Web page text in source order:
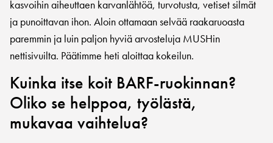
kasvoihin aiheuttaen karvanlähtöä, turvotusta, vetiset silmät
ja punoittavan ihon. Aloin ottamaan selvää raakaruoasta
paremmin ja luin paljon hyviä arvosteluja MUSHin
nettisivuilta. Päätimme heti aloittaa kokeilun.
Kuinka itse koit BARF-ruokinnan?
Oliko se helppoa, työlästä,
mukavaa vaihtelua?